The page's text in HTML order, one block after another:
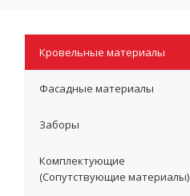
Кровельные материалы
Фасадные материалы
Заборы
Комплектующие
(Сопутствующие материалы)